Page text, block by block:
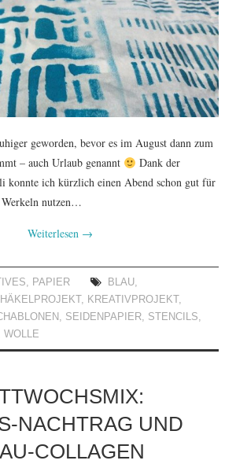
geworden, bevor es im August dann zum
– auch Urlaub genannt
Dank der
konnte ich kürzlich einen Abend schon gut für
nutzen…
Weiterlesen →
, PAPIER BLAU,
HÄKELPROJEKT , KREATIVPROJEKT ,
, SEIDENPAPIER, STENCILS,
WOLLE
NACHTRAG UND
COLLAGEN